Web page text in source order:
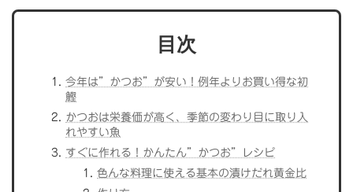
目次
今年は”かつお”が安い！例年よりお買い得な初
鰹
かつおは栄養価が高く、季節の変わり目に取り入
れやすい魚
すぐに作れる！かんたん”かつお”レシピ
色んな料理に使える基本の漬けだれ黄金比